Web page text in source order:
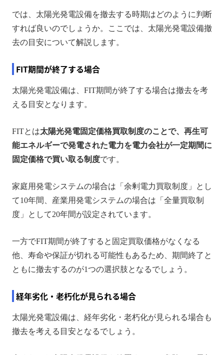
では、太陽光発電設備を撤去する時期はどのように判断
すれば良いのでしょうか。ここでは、太陽光発電設備撤
去の目安について解説します。
FIT期間が終了する場合
太陽光発電設備は、FIT期間が終了する場合は撤去を考
える目安となります。
FITとは太陽光発電固定価格買取制度のことで、再生可
能エネルギーで発電された電力を電力会社が一定期間に
固定価格で買い取る制度です。
家庭用発電システムの場合は「余剰電力買取制度」とし
て10年間、産業用発電システムの場合は「全量買取制
度」として20年間が設定されています。
一方でFIT期間が終了すると固定買取価格がなくなる
他、寿命や保証が切れる可能性もあるため、期間終了と
ともに撤去するのが1つの選択肢となるでしょう。
経年劣化・老朽化が見られる場合
太陽光発電設備は、経年劣化・老朽化が見られる場合も
撤去を考える目安となるでしょう。